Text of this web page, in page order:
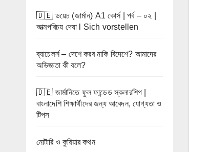
🇩🇪 ডয়েচ (জার্মান) A1 কোর্স | পর্ব – ০২ |
আত্মপরিচয় দেয়া l Sich vorstellen
ব্যাচেলর্স – দেশে করব নাকি বিদেশে? আমাদের
অভিজ্ঞতা কী বলে?
🇩🇪 জার্মানিতে ফুল ফান্ডেড স্কলারশিপ |
বাংলাদেশি শিক্ষার্থীদের জন্য আবেদন, যোগ্যতা ও
টিপস
নোটারি ও কুরিয়ার কথন